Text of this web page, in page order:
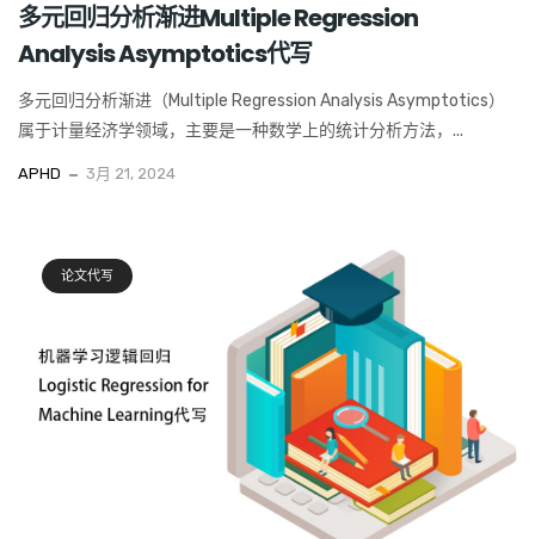
多元回归分析渐进Multiple Regression
Analysis Asymptotics代写
多元回归分析渐进（Multiple Regression Analysis Asymptotics）
属于计量经济学领域，主要是一种数学上的统计分析方法，...
APHD 3月 21, 2024
论文代写